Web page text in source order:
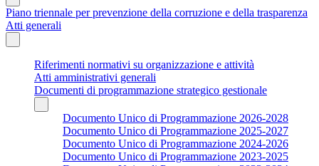
Piano triennale per prevenzione della corruzione e della trasparenza
Atti generali
Riferimenti normativi su organizzazione e attività
Atti amministrativi generali
Documenti di programmazione strategico gestionale
Documento Unico di Programmazione 2026-2028
Documento Unico di Programmazione 2025-2027
Documento Unico di Programmazione 2024-2026
Documento Unico di Programmazione 2023-2025